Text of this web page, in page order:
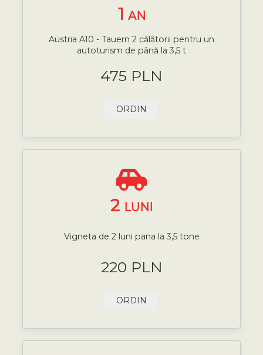
1 AN
Austria A10 - Tauern 2 călătorii pentru un
autoturism de până la 3,5 t
475 PLN
ORDIN
2 LUNI
Vigneta de 2 luni pana la 3,5 tone
220 PLN
ORDIN